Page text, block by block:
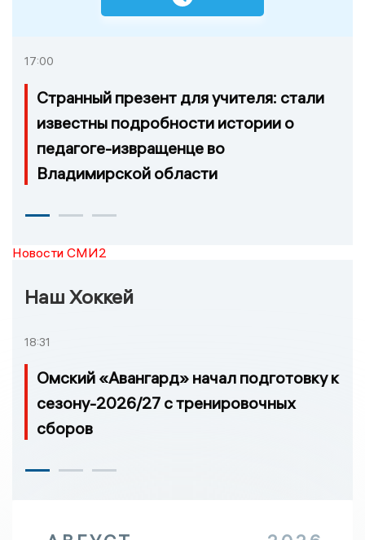
17:00
Странный презент для учителя: стали
известны подробности истории о
педагоге-извращенце во
Владимирской области
Новости СМИ2
Наш Хоккей
18:31
Омский «Авангард» начал подготовку к
сезону-2026/27 с тренировочных
сборов